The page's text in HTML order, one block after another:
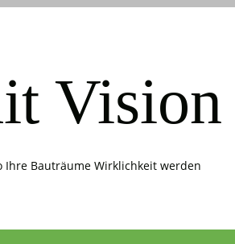
Vision
Ihre Bauträume Wirklichkeit werden